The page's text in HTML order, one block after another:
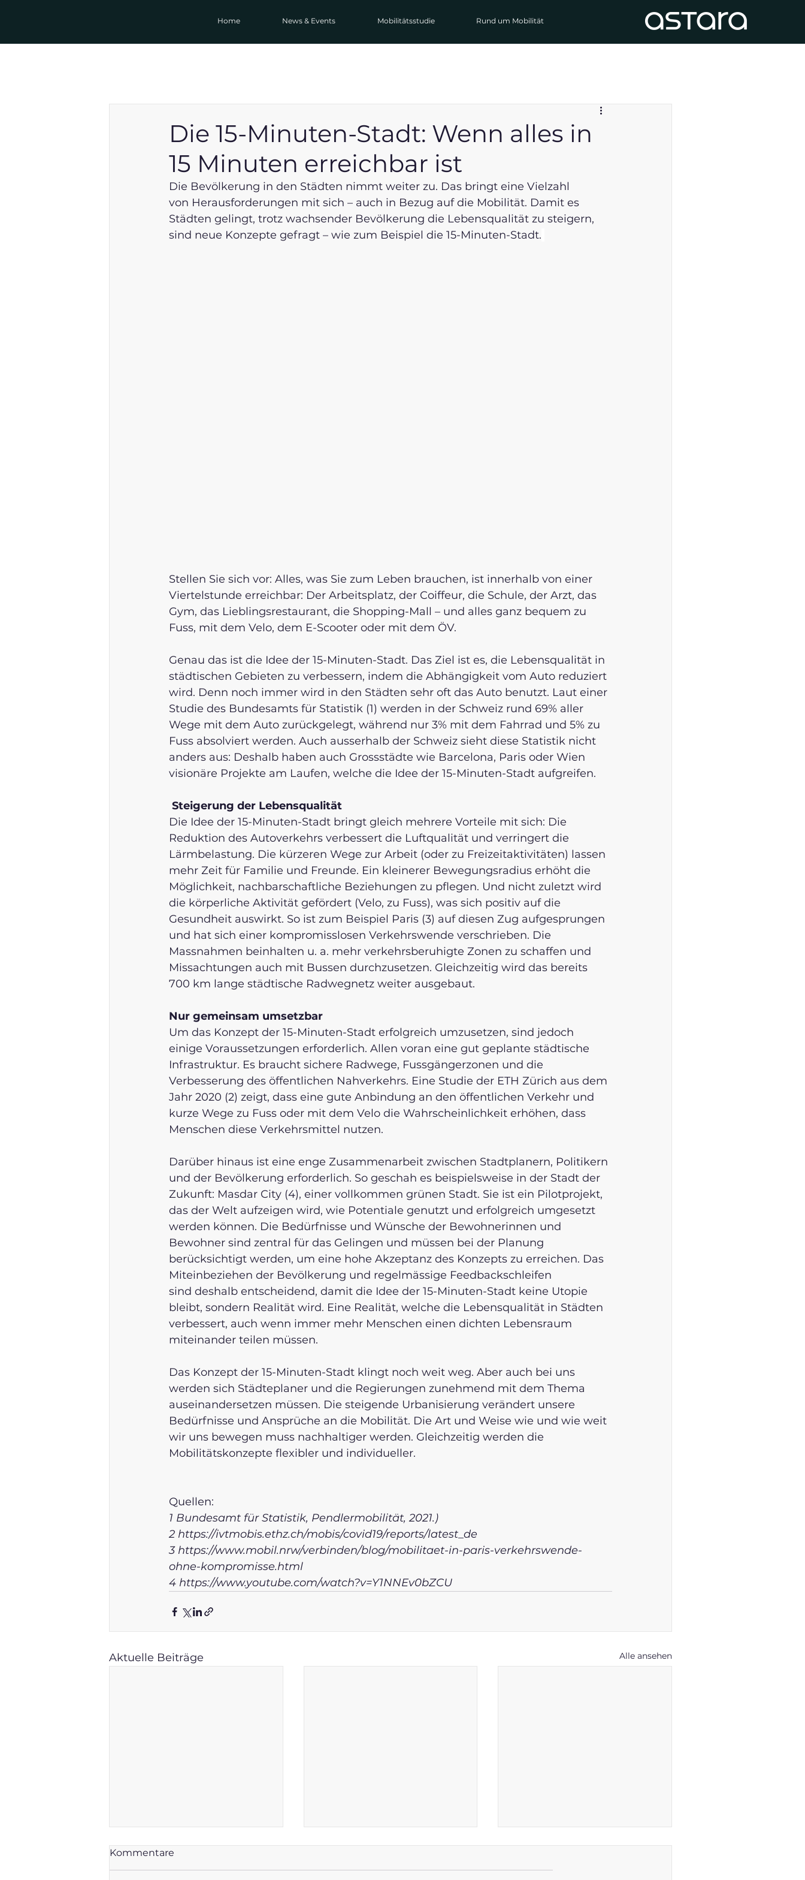
Home News & Events Mobilitätsstudie Rund um Mobilität
Die 15-Minuten-Stadt: Wenn alles in
15 Minuten erreichbar ist
Die Bevölkerung in den Städten nimmt weiter zu. Das bringt eine Vielzahl
von Herausforderungen mit sich – auch in Bezug auf die Mobilität. Damit es
Städten gelingt, trotz wachsender Bevölkerung die Lebensqualität zu steigern,
sind neue Konzepte gefragt – wie zum Beispiel die 15-Minuten-Stadt.
Stellen Sie sich vor: Alles, was Sie zum Leben brauchen, ist innerhalb von einer
Viertelstunde erreichbar: Der Arbeitsplatz, der Coiffeur, die Schule, der Arzt, das
Gym, das Lieblingsrestaurant, die Shopping-Mall – und alles ganz bequem zu
Fuss, mit dem Velo, dem E-Scooter oder mit dem ÖV.
Genau das ist die Idee der 15-Minuten-Stadt. Das Ziel ist es, die Lebensqualität in
städtischen Gebieten zu verbessern, indem die Abhängigkeit vom Auto reduziert
wird. Denn noch immer wird in den Städten sehr oft das Auto benutzt. Laut einer
Studie des Bundesamts für Statistik (1) werden in der Schweiz rund 69% aller
Wege mit dem Auto zurückgelegt, während nur 3% mit dem Fahrrad und 5% zu
Fuss absolviert werden. Auch ausserhalb der Schweiz sieht diese Statistik nicht
anders aus: Deshalb haben auch Grossstädte wie Barcelona, Paris oder Wien
visionäre Projekte am Laufen, welche die Idee der 15-Minuten-Stadt aufgreifen.
Steigerung der Lebensqualität
Die Idee der 15-Minuten-Stadt bringt gleich mehrere Vorteile mit sich: Die
Reduktion des Autoverkehrs verbessert die Luftqualität und verringert die
Lärmbelastung. Die kürzeren Wege zur Arbeit (oder zu Freizeitaktivitäten) lassen
mehr Zeit für Familie und Freunde. Ein kleinerer Bewegungsradius erhöht die
Möglichkeit, nachbarschaftliche Beziehungen zu pflegen. Und nicht zuletzt wird
die körperliche Aktivität gefördert (Velo, zu Fuss), was sich positiv auf die
Gesundheit auswirkt. So ist zum Beispiel Paris (3) auf diesen Zug aufgesprungen
und hat sich einer kompromisslosen Verkehrswende verschrieben. Die
Massnahmen beinhalten u. a. mehr verkehrsberuhigte Zonen zu schaffen und
Missachtungen auch mit Bussen durchzusetzen. Gleichzeitig wird das bereits
700 km lange städtische Radwegnetz weiter ausgebaut.
Nur gemeinsam umsetzbar
Um das Konzept der 15-Minuten-Stadt erfolgreich umzusetzen, sind jedoch
einige Voraussetzungen erforderlich. Allen voran eine gut geplante städtische
Infrastruktur. Es braucht sichere Radwege, Fussgängerzonen und die
Verbesserung des öffentlichen Nahverkehrs. Eine Studie der ETH Zürich aus dem
Jahr 2020 (2) zeigt, dass eine gute Anbindung an den öffentlichen Verkehr und
kurze Wege zu Fuss oder mit dem Velo die Wahrscheinlichkeit erhöhen, dass
Menschen diese Verkehrsmittel nutzen.
Darüber hinaus ist eine enge Zusammenarbeit zwischen Stadtplanern, Politikern
und der Bevölkerung erforderlich. So geschah es beispielsweise in der Stadt der
Zukunft: Masdar City (4), einer vollkommen grünen Stadt. Sie ist ein Pilotprojekt,
das der Welt aufzeigen wird, wie Potentiale genutzt und erfolgreich umgesetzt
werden können. Die Bedürfnisse und Wünsche der Bewohnerinnen und
Bewohner sind zentral für das Gelingen und müssen bei der Planung
berücksichtigt werden, um eine hohe Akzeptanz des Konzepts zu erreichen. Das
Miteinbeziehen der Bevölkerung und regelmässige Feedbackschleifen
sind deshalb entscheidend, damit die Idee der 15-Minuten-Stadt keine Utopie
bleibt, sondern Realität wird. Eine Realität, welche die Lebensqualität in Städten
verbessert, auch wenn immer mehr Menschen einen dichten Lebensraum
miteinander teilen müssen.
Das Konzept der 15-Minuten-Stadt klingt noch weit weg. Aber auch bei uns
werden sich Städteplaner und die Regierungen zunehmend mit dem Thema
auseinandersetzen müssen. Die steigende Urbanisierung verändert unsere
Bedürfnisse und Ansprüche an die Mobilität. Die Art und Weise wie und wie weit
wir uns bewegen muss nachhaltiger werden. Gleichzeitig werden die
Mobilitätskonzepte flexibler und individueller.
Quellen:
1 Bundesamt für Statistik, Pendlermobilität, 2021.)
2 https://ivtmobis.ethz.ch/mobis/covid19/reports/latest_de
3 https://www.mobil.nrw/verbinden/blog/mobilitaet-in-paris-verkehrswende-
ohne-kompromisse.html
4 https://www.youtube.com/watch?v=Y1NNEv0bZCU
Aktuelle Beiträge Alle ansehen
Kommentare